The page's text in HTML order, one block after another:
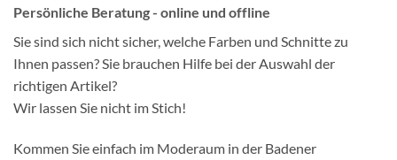
Persönliche Beratung - online und offline
Sie sind sich nicht sicher, welche Farben und Schnitte zu
Ihnen passen? Sie brauchen Hilfe bei der Auswahl der
richtigen Artikel?
Wir lassen Sie nicht im Stich!
Kommen Sie einfach im Moderaum in der Badener